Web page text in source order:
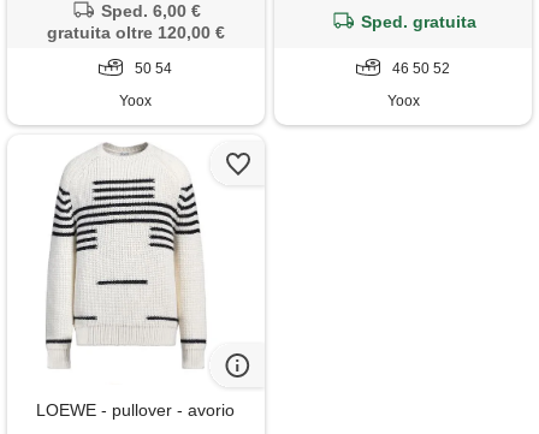
Sped. 6,00 €
gratuita oltre 120,00 €
50 54
Yoox
Sped. gratuita
46 50 52
Yoox
LOEWE - pullover - avorio